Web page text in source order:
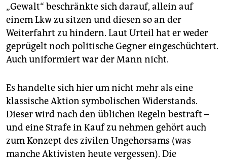
„Gewalt“ beschränkte sich darauf, allein auf
einem Lkw zu sitzen und diesen so an der
Weiterfahrt zu hindern. Laut Urteil hat er weder
geprügelt noch politische Gegner eingeschüchtert.
Auch uniformiert war der Mann nicht.
Es handelte sich hier um nicht mehr als eine
klassische Aktion symbolischen Widerstands.
Dieser wird nach den üblichen Regeln bestraft –
und eine Strafe in Kauf zu nehmen gehört auch
zum Konzept des zivilen Ungehorsams (was
manche Aktivisten heute vergessen). Die